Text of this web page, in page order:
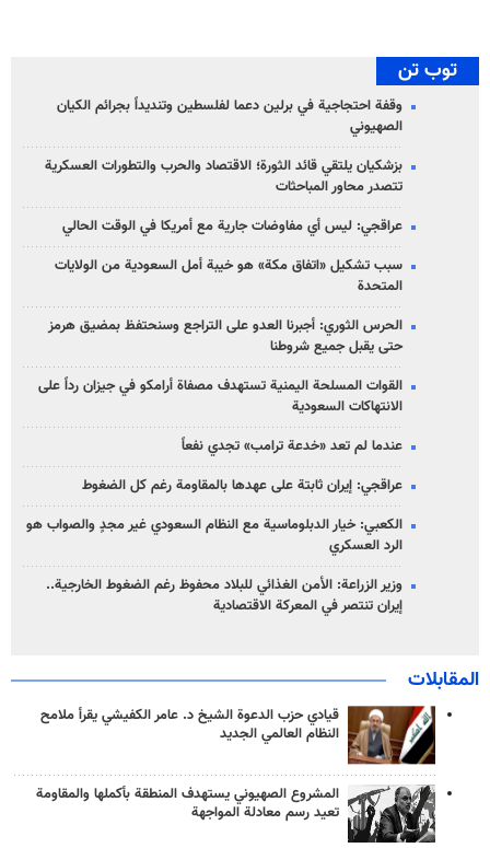
توب تن
وقفة احتجاجية في برلين دعما لفلسطين وتنديداً بجرائم الكيان
الصهیوني
بزشكيان يلتقي قائد الثورة؛ الاقتصاد والحرب والتطورات العسكرية
تتصدر محاور المباحثات
عراقجي: ليس أي مفاوضات جارية مع أمريكا في الوقت الحالي
سبب تشكيل «اتفاق مكة» هو خيبة أمل السعودية من الولايات
المتحدة
الحرس الثوري: أجبرنا العدو على التراجع وسنحتفظ بمضيق هرمز
حتى يقبل جميع شروطنا
القوات المسلحة اليمنية تستهدف مصفاة أرامكو في جيزان رداً على
الانتهاكات السعودية
عندما لم تعد «خدعة ترامب» تجدي نفعاً
عراقجي: إيران ثابتة على عهدها بالمقاومة رغم كل الضغوط
الكعبي: خيار الدبلوماسية مع النظام السعودي غير مجدٍ والصواب هو
الرد العسكري
وزير الزراعة: الأمن الغذائي للبلاد محفوظ رغم الضغوط الخارجية..
إيران تنتصر في المعركة الاقتصادية
المقابلات
قيادي حزب الدعوة الشيخ د. عامر الكفيشي يقرأ ملامح
النظام العالمي الجديد
المشروع الصهيوني يستهدف المنطقة بأكملها والمقاومة
تعيد رسم معادلة المواجهة